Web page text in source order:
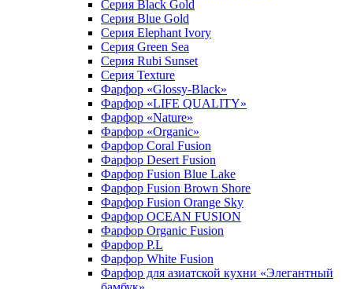
Серия Black Gold
Серия Blue Gold
Серия Elephant Ivory
Серия Green Sea
Серия Rubi Sunset
Серия Texture
Фарфор «Glossy-Black»
Фарфор «LIFE QUALITY»
Фарфор «Nature»
Фарфор «Organic»
Фарфор Coral Fusion
Фарфор Desert Fusion
Фарфор Fusion Blue Lake
Фарфор Fusion Brown Shore
Фарфор Fusion Orange Sky
Фарфор OCEAN FUSION
Фарфор Organic Fusion
Фарфор P.L
Фарфор White Fusion
Фарфор для азиатской кухни «Элегантный